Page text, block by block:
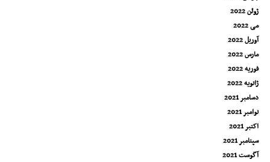
ژوئن 2022
می 2022
آوریل 2022
مارس 2022
فوریه 2022
ژانویه 2022
دسامبر 2021
نوامبر 2021
اکتبر 2021
سپتامبر 2021
آگوست 2021